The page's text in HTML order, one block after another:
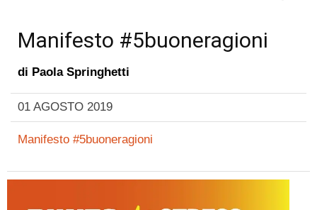
Manifesto #5buoneragioni
di Paola Springhetti
01 AGOSTO 2019
Manifesto #5buoneragioni